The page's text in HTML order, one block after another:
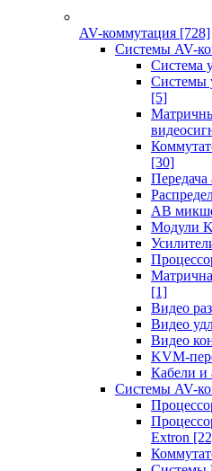
AV-коммутация [728]
Системы AV-
Система
Системы
[5]
[30]
Передача
АВ
Модули
[1]
Видео
Видео
Видео
KVM-
Кабели и
Системы AV-
Extron